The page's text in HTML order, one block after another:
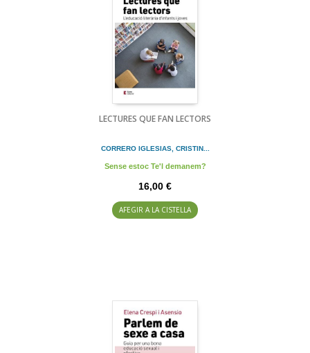
LECTURES QUE FAN LECTORS
CORRERO IGLESIAS, CRISTIN...
Sense estoc Te'l demanem?
16,00 €
AFEGIR A LA CISTELLA